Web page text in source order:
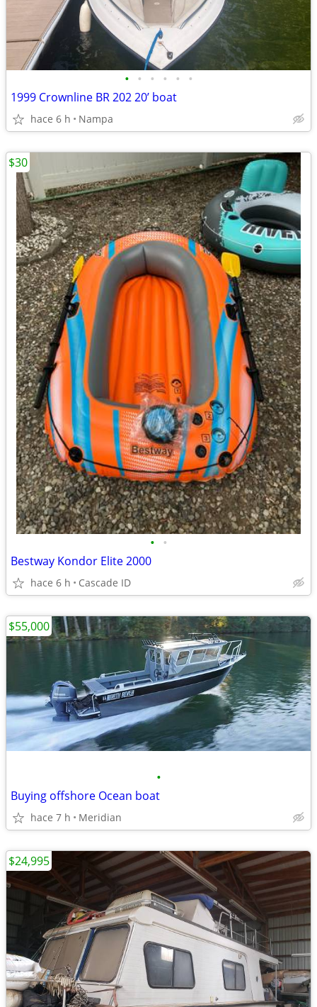
• • • • • •
1999 Crownline BR 202 20’ boat
hace 6 h Nampa
• •
Bestway Kondor Elite 2000
hace 6 h Cascade ID
$30
•
Buying offshore Ocean boat
hace 7 h Meridian
$55,000
$24,995